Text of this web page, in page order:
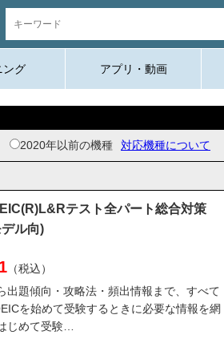
ング アプリ・動画
2020年以前の機種 対応機種について
テスト全パート総合対策
ル向)
（税込）
出題傾向・攻略法・頻出情報まで、すべて
を始めて受験するときに必要な情報を網
じめて受験…